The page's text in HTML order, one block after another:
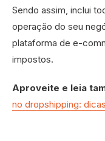
Sendo assim, inclui
operação do seu
plataforma de e-
impostos.
Aproveite e leia
no dropshipping: